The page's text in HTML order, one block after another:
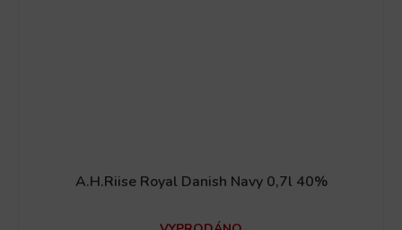
A.H.Riise Royal Danish Navy 0,7l 40%